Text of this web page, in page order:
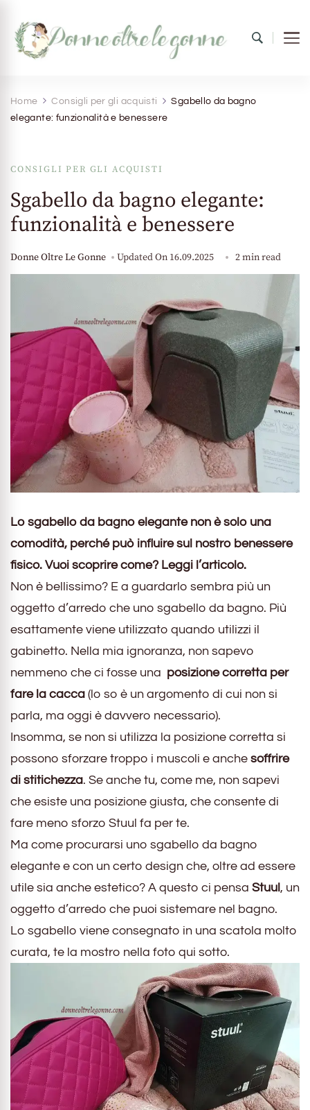
Home Consigli per gli acquisti
Sgabello da bagno
elegante: funzionalità e benessere
CONSIGLI PER GLI ACQUISTI
Sgabello da bagno elegante:
funzionalità e benessere
Donne Oltre Le Gonne Updated On 16.09.2025 2 min read
Lo sgabello da bagno elegante non è solo una
comodità, perché può influire sul nostro benessere
fisico. Vuoi scoprire come? Leggi l’articolo.
Non è bellissimo? E a guardarlo sembra più un
oggetto d’arredo che uno sgabello da bagno. Più
esattamente viene utilizzato quando utilizzi il
gabinetto. Nella mia ignoranza, non sapevo
nemmeno che ci fosse una posizione corretta per
fare la cacca (lo so è un argomento di cui non si
parla, ma oggi è davvero necessario).
Insomma, se non si utilizza la posizione corretta si
possono sforzare troppo i muscoli e anche soffrire
di stitichezza. Se anche tu, come me, non sapevi
che esiste una posizione giusta, che consente di
fare meno sforzo Stuul fa per te.
Ma come procurarsi uno sgabello da bagno
elegante e con un certo design che, oltre ad essere
utile sia anche estetico? A questo ci pensa Stuul , un
oggetto d’arredo che puoi sistemare nel bagno.
Lo sgabello viene consegnato in una scatola molto
curata, te la mostro nella foto qui sotto.